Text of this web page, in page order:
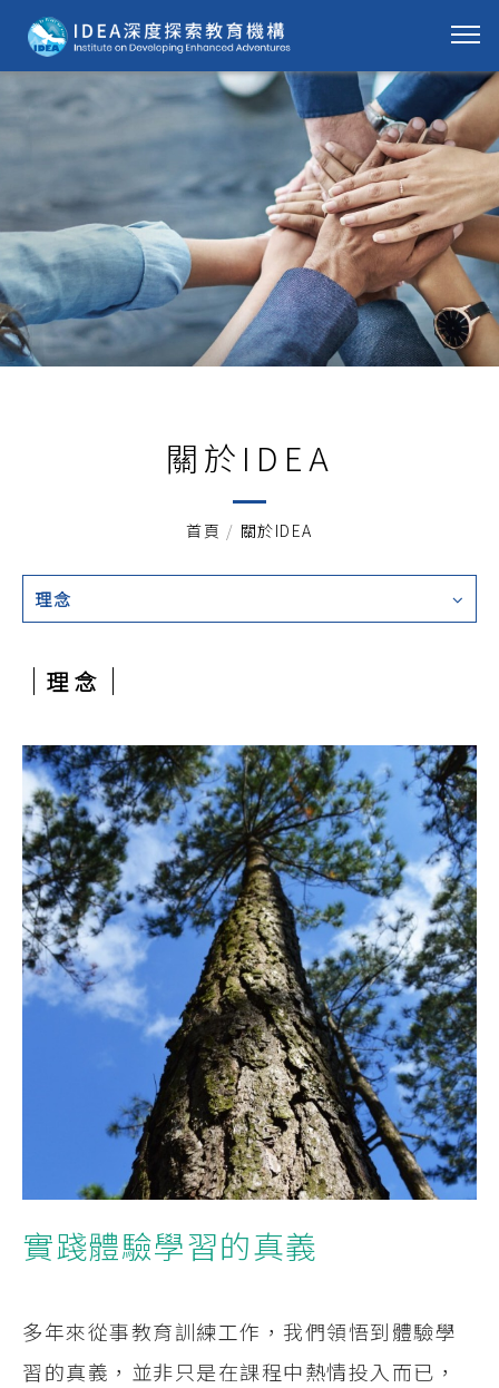
關於IDEA
首頁 / 關於IDEA
理念
理念
實踐體驗學習的真義
多年來從事教育訓練工作，我們領悟到體驗學
習的真義，並非只是在課程中熱情投入而已，